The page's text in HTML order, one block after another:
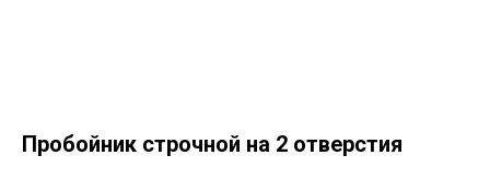
Пробойник строчной на 2 отверстия